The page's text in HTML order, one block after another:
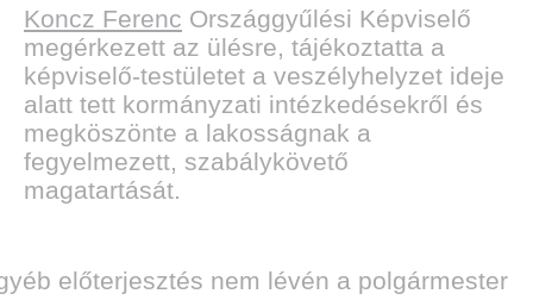
Koncz Ferenc Országgyűlési Képviselő
megérkezett az ülésre, tájékoztatta a
képviselő-testületet a veszélyhelyzet ideje
alatt tett kormányzati intézkedésekről és
megköszönte a lakosságnak a
fegyelmezett, szabálykövető
magatartását.
előterjesztés nem lévén a polgármester